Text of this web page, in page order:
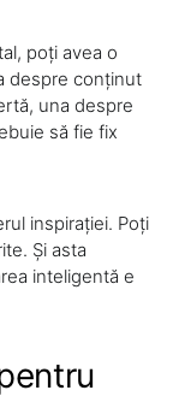
poți avea o
despre conținut
una despre
să fie fix
inspirației. Poți
Și asta
inteligentă e